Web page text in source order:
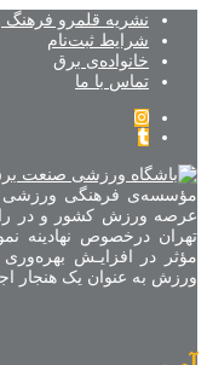
نشریه قلمرو
شرایط ثبت‌نام
خانواده‌ی برق
تماس با ما
مؤسسه‌ی فرهنگی ورزشی
عرصه ورزش کشور و در
تهران درخصوص نهادینه
مؤثر در افزایـش
ورزش به عنوان یک هنجار